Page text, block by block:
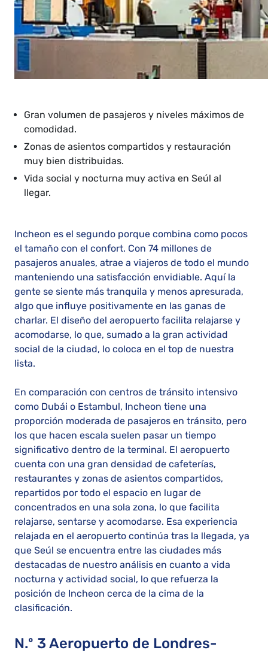
Gran volumen de pasajeros y niveles máximos de
comodidad.
Zonas de asientos compartidos y restauración
muy bien distribuidas.
Vida social y nocturna muy activa en Seúl al
llegar.
Incheon es el segundo porque combina como pocos
el tamaño con el confort. Con 74 millones de
pasajeros anuales, atrae a viajeros de todo el mundo
manteniendo una satisfacción envidiable. Aquí la
gente se siente más tranquila y menos apresurada,
algo que influye positivamente en las ganas de
charlar. El diseño del aeropuerto facilita relajarse y
acomodarse, lo que, sumado a la gran actividad
social de la ciudad, lo coloca en el top de nuestra
lista.
En comparación con centros de tránsito intensivo
como Dubái o Estambul, Incheon tiene una
proporción moderada de pasajeros en tránsito, pero
los que hacen escala suelen pasar un tiempo
significativo dentro de la terminal. El aeropuerto
cuenta con una gran densidad de cafeterías,
restaurantes y zonas de asientos compartidos,
repartidos por todo el espacio en lugar de
concentrados en una sola zona, lo que facilita
relajarse, sentarse y acomodarse. Esa experiencia
relajada en el aeropuerto continúa tras la llegada, ya
que Seúl se encuentra entre las ciudades más
destacadas de nuestro análisis en cuanto a vida
nocturna y actividad social, lo que refuerza la
posición de Incheon cerca de la cima de la
clasificación.
N.º 3 Aeropuerto de Londres-